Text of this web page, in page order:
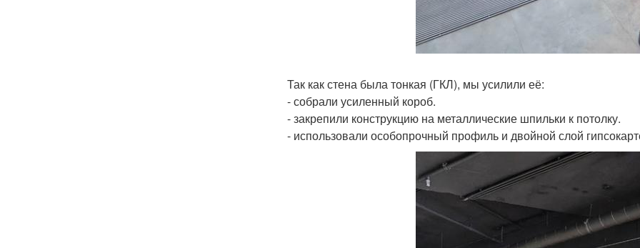
Так как стена была тонкая (ГКЛ), мы усилили её:
- собрали усиленный короб.
- закрепили конструкцию на металлические шпильки к потолку.
- использовали особопрочный профиль и двойной слой